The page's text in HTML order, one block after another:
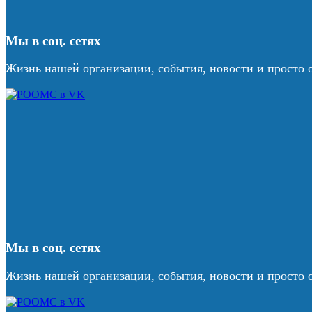
Мы в соц. сетях
Жизнь нашей организации, события, новости и просто
Мы в соц. сетях
Жизнь нашей организации, события, новости и просто